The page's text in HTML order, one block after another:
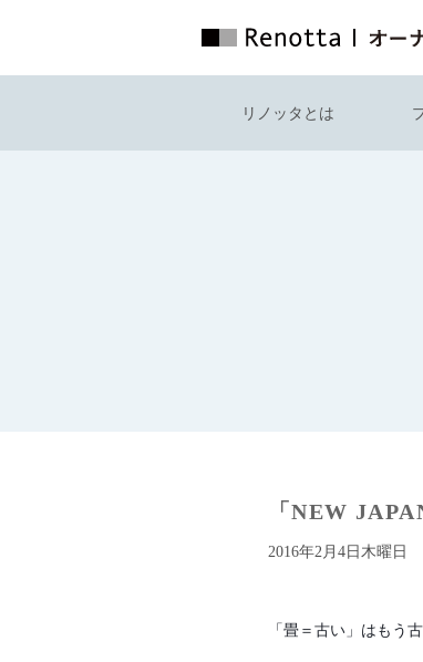
リノッタとは
「NEW
2016年2月4日木曜日
「畳＝古い」はもう